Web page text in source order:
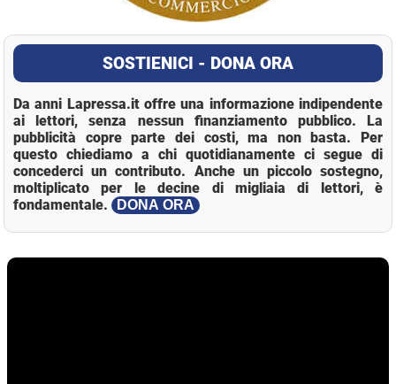
SOSTIENICI - DONA ORA
Da anni Lapressa.it offre una informazione indipendente
ai lettori, senza nessun finanziamento pubblico. La
pubblicità copre parte dei costi, ma non basta. Per
questo chiediamo a chi quotidianamente ci segue di
concederci un contributo. Anche un piccolo sostegno,
moltiplicato per le decine di migliaia di lettori, è
fondamentale.
DONA ORA